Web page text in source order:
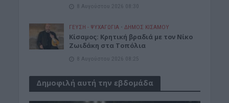
8 Αυγούστου 2026 08:30
ΓΕΎΣΗ - ΨΥΧΑΓΩΓΊΑ • ΔΉΜΟΣ ΚΙΣΆΜΟΥ
Kίσαμος: Κρητική βραδιά με τον Νίκο
Ζωιδάκη στα Τοπόλια
8 Αυγούστου 2026 08:25
Δημοφιλή αυτή την εβδομάδα